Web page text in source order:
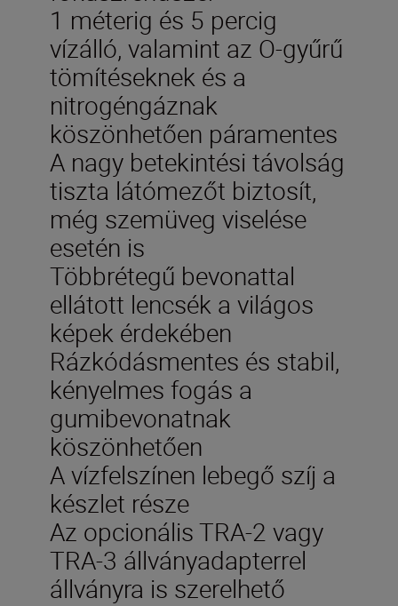
1 méterig és 5 percig
vízálló, valamint az O-gyűrű
tömítéseknek és a
nitrogéngáznak
köszönhetően páramentes
A nagy betekintési távolság
tiszta látómezőt biztosít,
még szemüveg viselése
esetén is
Többrétegű bevonattal
ellátott lencsék a világos
képek érdekében
Rázkódásmentes és stabil,
kényelmes fogás a
gumibevonatnak
köszönhetően
A vízfelszínen lebegő szíj a
készlet része
Az opcionális TRA-2 vagy
TRA-3 állványadapterrel
állványra is szerelhető